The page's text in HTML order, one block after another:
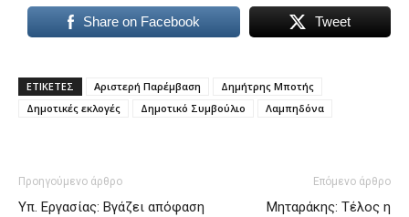
Share on Facebook Tweet
ΕΤΙΚΕΤΕΣ Αριστερή Παρέμβαση
Δημήτρης Μποτής
Δημοτικές εκλογές
Δημοτικό Συμβούλιο Λαμπηδόνα
Προηγούμενο άρθρο
Υπ. Εργασίας: Βγάζει απόφαση
Επόμενο άρθρο
Μηταράκης: Τέλος η